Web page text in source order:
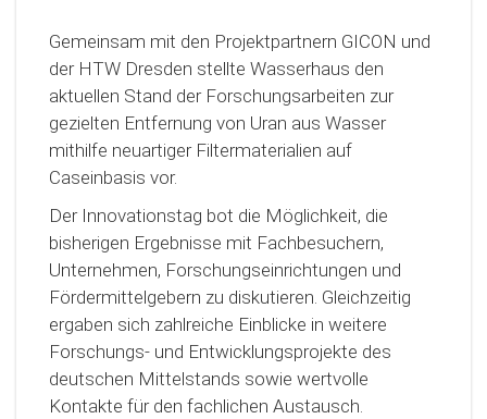
Gemeinsam mit den Projektpartnern GICON und
der HTW Dresden stellte Wasserhaus den
aktuellen Stand der Forschungsarbeiten zur
gezielten Entfernung von Uran aus Wasser
mithilfe neuartiger Filtermaterialien auf
Caseinbasis vor.
Der Innovationstag bot die Möglichkeit, die
bisherigen Ergebnisse mit Fachbesuchern,
Unternehmen, Forschungseinrichtungen und
Fördermittelgebern zu diskutieren. Gleichzeitig
ergaben sich zahlreiche Einblicke in weitere
Forschungs- und Entwicklungsprojekte des
deutschen Mittelstands sowie wertvolle
Kontakte für den fachlichen Austausch.